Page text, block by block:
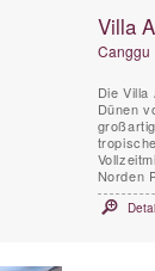
Villa
Canggu
Die
Dünen
Norden